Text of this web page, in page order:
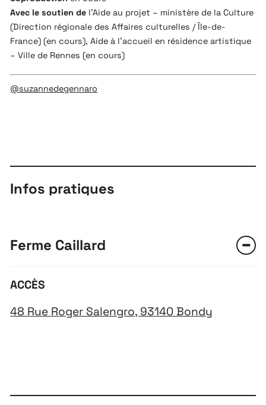
Avec le soutien de l’Aide au projet – ministère de la Culture
(Direction régionale des Affaires culturelles / Île-de-
France) (en cours), Aide à l’accueil en résidence artistique
– Ville de Rennes (en cours)
@suzannedegennaro
Infos pratiques
Ferme Caillard
ACCÈS
48 Rue Roger Salengro, 93140 Bondy